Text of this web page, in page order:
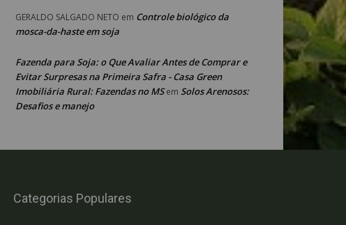
GERALDO SALGADO NETO em Controle biológico da
mosca-da-haste em soja
Fazenda para Soja: o Que Avaliar Antes de Comprar e
Evitar Surpresas na Primeira Safra - Casa Green
Imobiliária Rural: Fazendas no MSem Solos Arenosos:
Desafios e manejo
Categorias Populares